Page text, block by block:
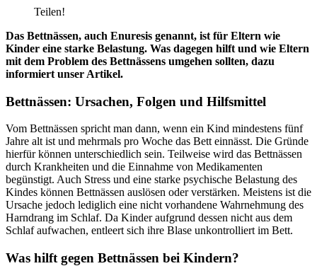
Teilen!
Das Bettnässen, auch Enuresis genannt, ist für Eltern wie
Kinder eine starke Belastung. Was dagegen hilft und wie Eltern
mit dem Problem des Bettnässens umgehen sollten, dazu
informiert unser Artikel.
Bettnässen: Ursachen, Folgen und Hilfsmittel
Vom Bettnässen spricht man dann, wenn ein Kind mindestens fünf
Jahre alt ist und mehrmals pro Woche das Bett einnässt. Die Gründe
hierfür können unterschiedlich sein. Teilweise wird das Bettnässen
durch Krankheiten und die Einnahme von Medikamenten
begünstigt. Auch Stress und eine starke psychische Belastung des
Kindes können Bettnässen auslösen oder verstärken. Meistens ist die
Ursache jedoch lediglich eine nicht vorhandene Wahrnehmung des
Harndrang im Schlaf. Da Kinder aufgrund dessen nicht aus dem
Schlaf aufwachen, entleert sich ihre Blase unkontrolliert im Bett.
Was hilft gegen Bettnässen bei Kindern?